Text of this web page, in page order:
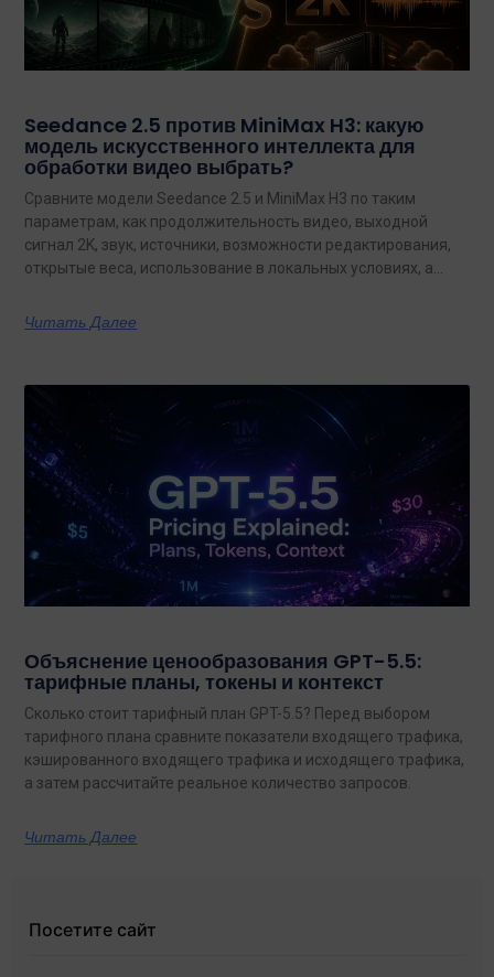
Seedance 2.5 против MiniMax H3: какую
модель искусственного интеллекта для
обработки видео выбрать?
Сравните модели Seedance 2.5 и MiniMax H3 по таким
параметрам, как продолжительность видео, выходной
сигнал 2K, звук, источники, возможности редактирования,
открытые веса, использование в локальных условиях, а
конкретных задач на сегодняшний день.
Читать Далее
Объяснение ценообразования GPT-5.5:
тарифные планы, токены и контекст
Сколько стоит тарифный план GPT-5.5? Перед выбором
тарифного плана сравните показатели входящего трафика,
кэшированного входящего трафика и исходящего трафика,
а затем рассчитайте реальное количество запросов.
Читать Далее
Посетите сайт